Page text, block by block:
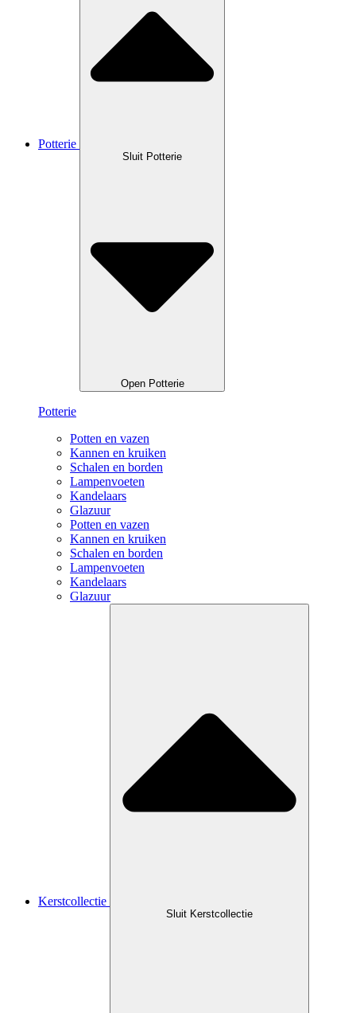
Potterie
Sluit Potterie
Open Potterie
Potterie
Potten en vazen
Kannen en kruiken
Schalen en borden
Lampenvoeten
Kandelaars
Glazuur
Potten en vazen
Kannen en kruiken
Schalen en borden
Lampenvoeten
Kandelaars
Glazuur
Kerstcollectie
Sluit Kerstcollectie